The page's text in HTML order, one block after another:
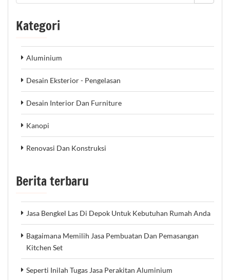
Kategori
Aluminium
Desain Eksterior - Pengelasan
Desain Interior Dan Furniture
Kanopi
Renovasi Dan Konstruksi
Berita terbaru
Jasa Bengkel Las Di Depok Untuk Kebutuhan Rumah Anda
Bagaimana Memilih Jasa Pembuatan Dan Pemasangan
Kitchen Set
Seperti Inilah Tugas Jasa Perakitan Aluminium